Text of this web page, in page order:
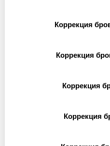
Коррекция
Коррекция
Коррекция
Коррекция